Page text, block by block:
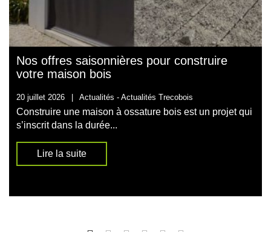
Nos offres saisonnières pour construire
votre maison bois
20 juillet 2026 Actualités - Actualités Trecobois
Construire une maison à ossature bois est un projet qui
s’inscrit dans la durée...
Lire la suite